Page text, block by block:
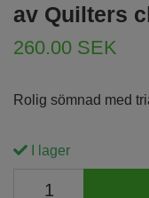
av Quilters
260.00 SEK
Rolig sömnad med
I lager